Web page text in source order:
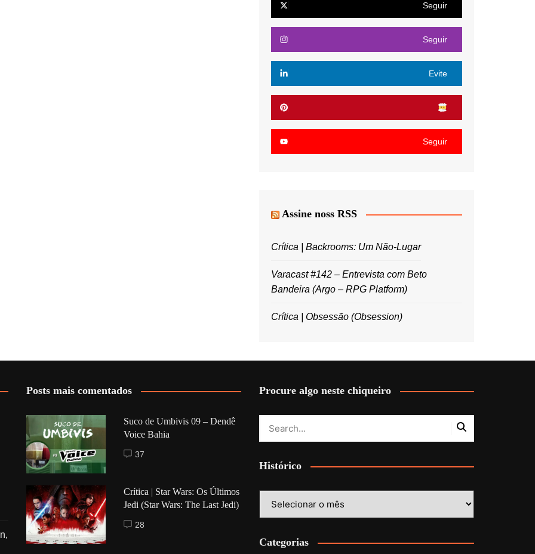
Seguir
Seguir
Evite
Seguir
Assine noss RSS
Crítica | Backrooms: Um Não-Lugar
Varacast #142 – Entrevista com Beto
Bandeira (Argo – RPG Platform)
Crítica | Obsessão (Obsession)
Posts mais comentados
Suco de Umbivis 09 – Dendê
Voice Bahia
37
Crítica | Star Wars: Os Últimos
Jedi (Star Wars: The Last Jedi)
28
Procure algo neste chiqueiro
Histórico
Categorias